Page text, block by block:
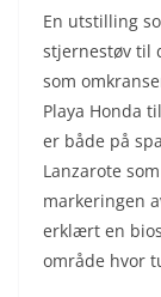
En utstilling
stjernestøv til
som
Playa Honda
er både på
Lanzarote
markeringen
erklært en
område hvor